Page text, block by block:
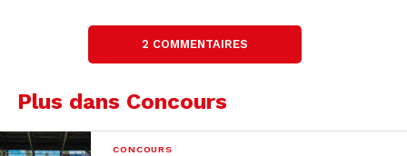
2 COMMENTAIRES
Plus dans Concours
CONCOURS